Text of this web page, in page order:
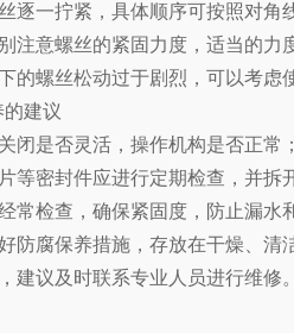
逐一拧紧，具体顺序可按照对角
注意螺丝的紧固力度，适当的力
的螺丝松动过于剧烈，可以考
建议
闭是否灵活，操作机构是否正常
等密封件应进行定期检查，并拆
常检查，确保紧固度，防止漏水
防腐保养措施，存放在干燥、清
建议及时联系专业人员进行维修